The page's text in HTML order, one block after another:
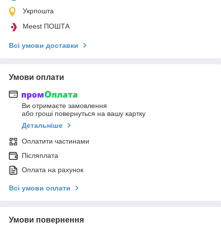
Укрпошта
Meest ПОШТА
Всі умови доставки
Умови оплати
Ви отримаєте замовлення
або гроші повернуться на вашу картку
Детальніше
Оплатити частинами
Післяплата
Оплата на рахунок
Всі умови оплати
Умови повернення